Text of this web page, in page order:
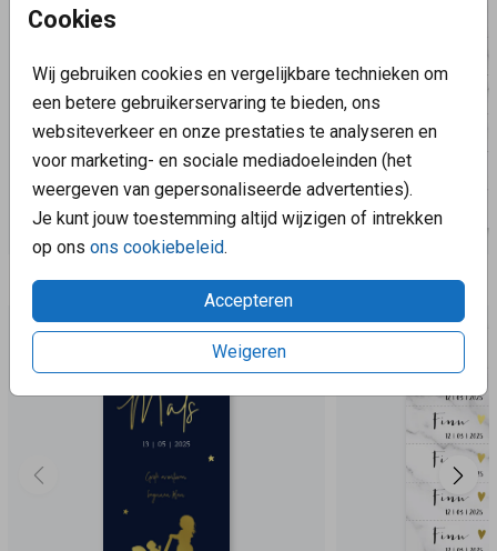
Cookies
Wij gebruiken cookies en vergelijkbare technieken om
een betere gebruikerservaring te bieden, ons
websiteverkeer en onze prestaties te analyseren en
voor marketing- en sociale mediadoeleinden (het
weergeven van gepersonaliseerde advertenties).
Je kunt jouw toestemming altijd wijzigen of intrekken
op ons ons cookiebeleid.
Accepteren
Weigeren
Aanbevolen